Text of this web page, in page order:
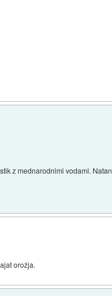
z mednarodnimi vodami.
orožja.